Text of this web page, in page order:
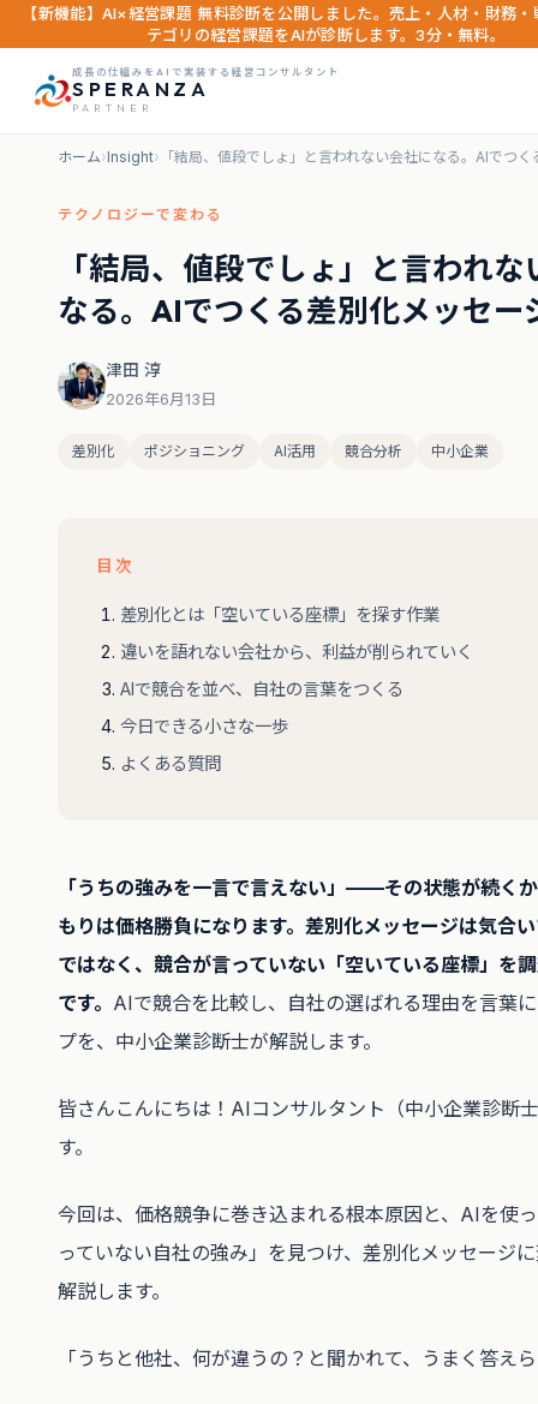
【新機能】AI×経営課題 無料診断を公開しました。売上・人材・財務
テゴリの経営課題をAIが診断します。3分・無料。
成長の仕組みをAIで実装する経営コンサルタント
SPERANZA
PARTNER
ホーム›Insight› 「結局、値段でしょ」と言われない会社になる。AIでつ
テクノロジーで変わる
「結局、値段でしょ」と言われ
なる。AIでつくる差別化メッセー
津田 淳
2026年6月13日
差別化 ポジショニング AI活用 競合分析 中小企業
目次
差別化とは「空いている座標」を探す作業
違いを語れない会社から、利益が削られていく
AIで競合を並べ、自社の言葉をつくる
今日できる小さな一歩
よくある質問
「うちの強みを一言で言えない」——その状態が続く
もりは価格勝負になります。差別化メッセージは気合
ではなく、競合が言っていない「空いている座標」を
です。 AIで競合を比較し、自社の選ばれる理由を言葉
プを、中小企業診断士が解説します。
皆さんこんにちは！AIコンサルタント（中小企業診断
す。
今回は、価格競争に巻き込まれる根本原因と、AIを使
っていない自社の強み」を見つけ、差別化メッセージ
解説します。
「うちと他社、何が違うの？と聞かれて、うまく答え